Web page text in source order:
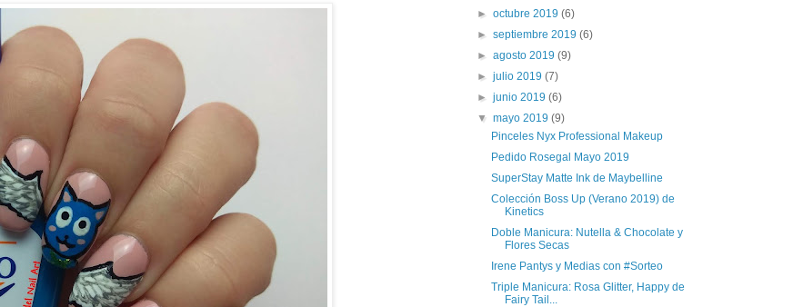
►octubre 2019(6)
►septiembre 2019(6)
►agosto 2019(9)
►julio 2019(7)
►junio 2019(6)
▼mayo 2019(9)
Pinceles Nyx Professional Makeup
Pedido Rosegal Mayo 2019
SuperStay Matte Ink de Maybelline
Colección Boss Up (Verano 2019) de
Kinetics
Doble Manicura: Nutella & Chocolate y
Flores Secas
Irene Pantys y Medias con #Sorteo
Triple Manicura: Rosa Glitter, Happy de
Fairy Tail...